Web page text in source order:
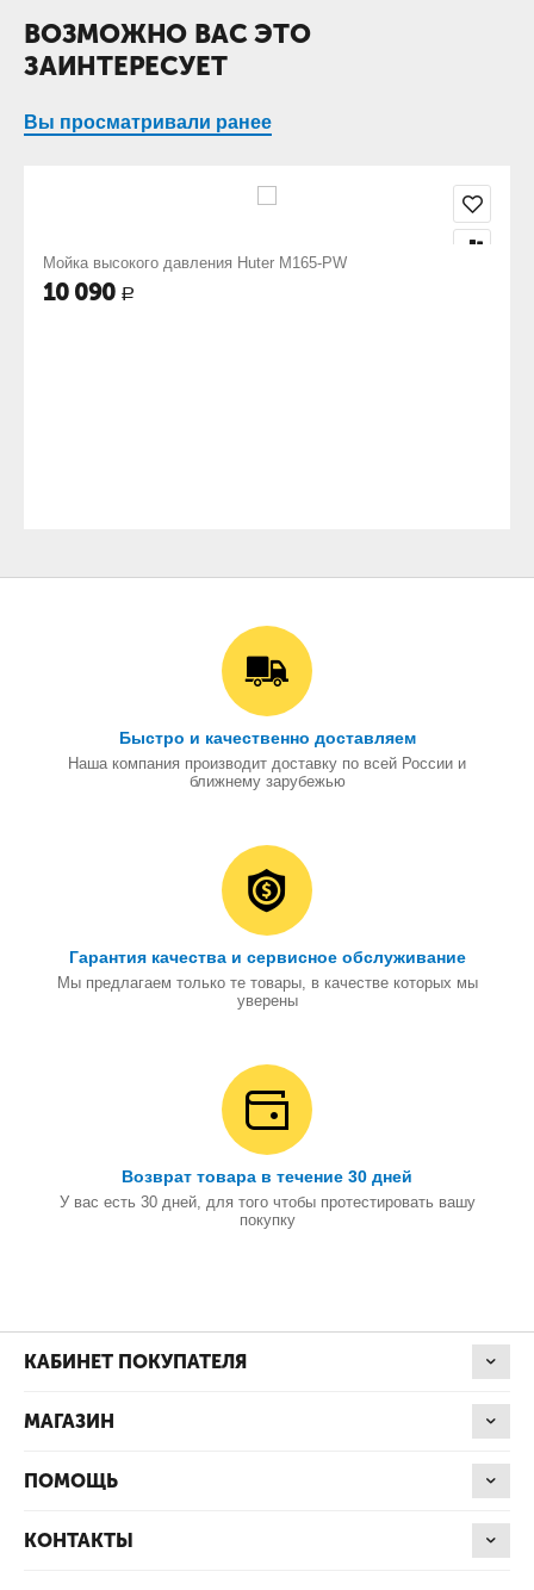
ВОЗМОЖНО ВАС ЭТО
ЗАИНТЕРЕСУЕТ
Вы просматривали ранее
Мойка высокого давления Huter M165-PW
10 090 Р
Быстро и качественно доставляем
Наша компания производит доставку по всей России и
ближнему зарубежью
Гарантия качества и сервисное обслуживание
Мы предлагаем только те товары, в качестве которых мы
уверены
Возврат товара в течение 30 дней
У вас есть 30 дней, для того чтобы протестировать вашу
покупку
КАБИНЕТ ПОКУПАТЕЛЯ
МАГАЗИН
ПОМОЩЬ
КОНТАКТЫ